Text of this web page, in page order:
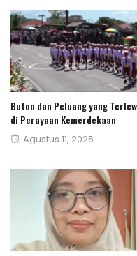
Buton dan Peluang yang
di Perayaan Kemerdekaan
Posted
Agustus 11, 2025